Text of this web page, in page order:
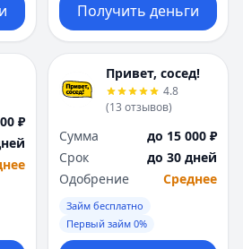
Получить деньги
₽
Привет, сосед!
4.8
(13 отзывов)
Сумма
до 15 000 ₽
Срок
до 30 дней
Одобрение
Среднее
Займ бесплатно
Первый займ 0%